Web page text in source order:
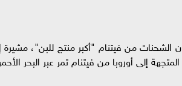
من فيتنام "أكبر منتج للبن"،
إلى أوروبا من فيتنام تمر عبر البحر